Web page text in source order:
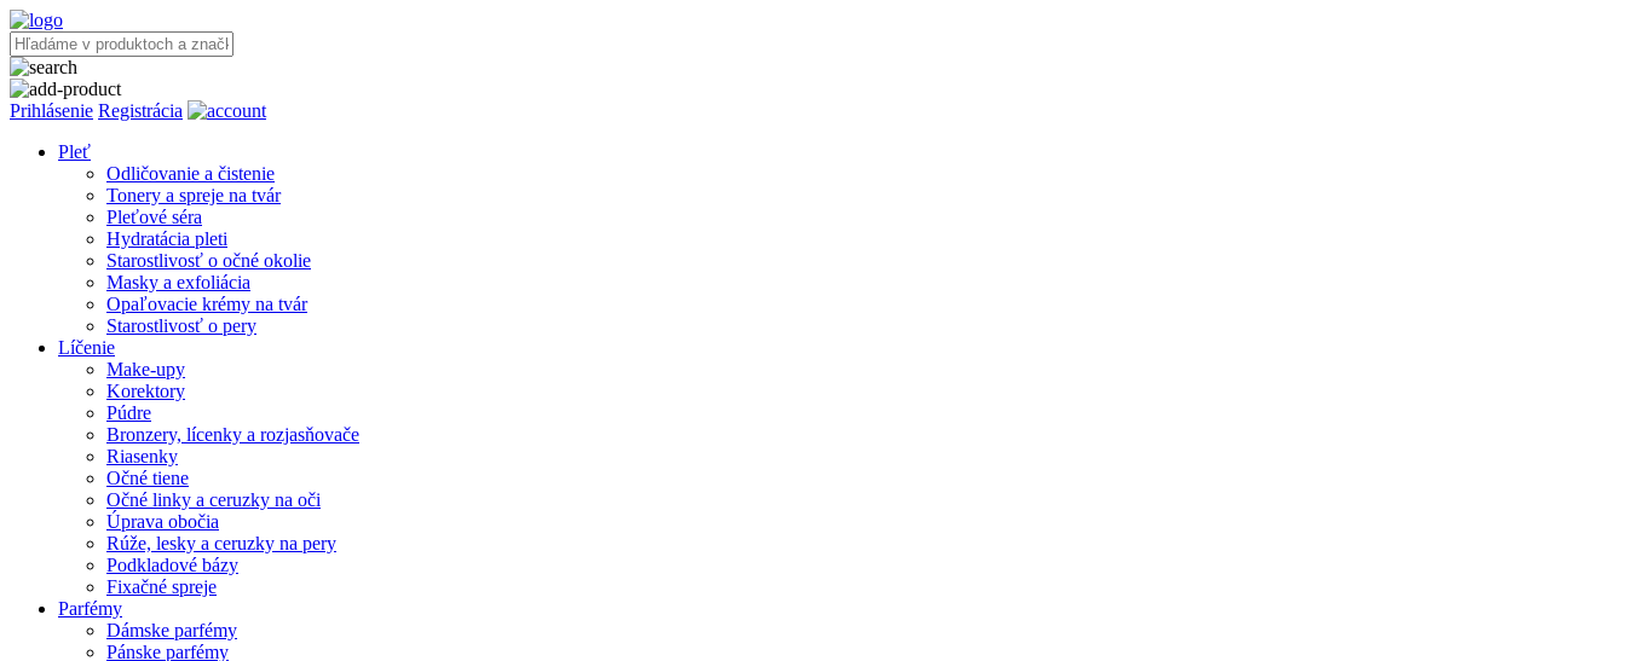
Prihlásenie Registrácia
Pleť
Odličovanie a čistenie
Tonery a spreje na tvár
Pleťové séra
Hydratácia pleti
Starostlivosť o očné okolie
Masky a exfoliácia
Opaľovacie krémy na tvár
Starostlivosť o pery
Líčenie
Make-upy
Korektory
Púdre
Bronzery, lícenky a rozjasňovače
Riasenky
Očné tiene
Očné linky a ceruzky na oči
Úprava obočia
Rúže, lesky a ceruzky na pery
Podkladové bázy
Fixačné spreje
Parfémy
Dámske parfémy
Pánske parfémy